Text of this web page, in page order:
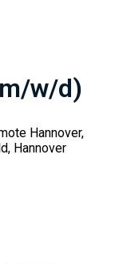
w/d)
Hannover,
Hannover